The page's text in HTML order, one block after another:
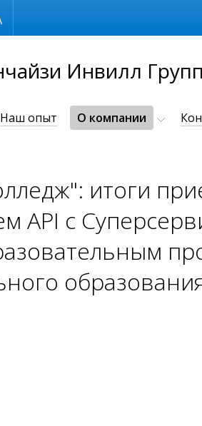
Инвилл Групп
Наш опыт О компании
итоги
API с